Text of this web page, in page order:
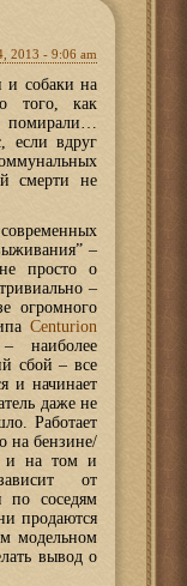
2013 - 9:06 am
собаки на
того, как
если вдруг
смерти не
–
просто о
–
огромного
Centurion
наиболее
сбой – все
и начинает
даже не
Работает
на бензине/
и на том и
от
соседям
продаются
модельном
вывод о